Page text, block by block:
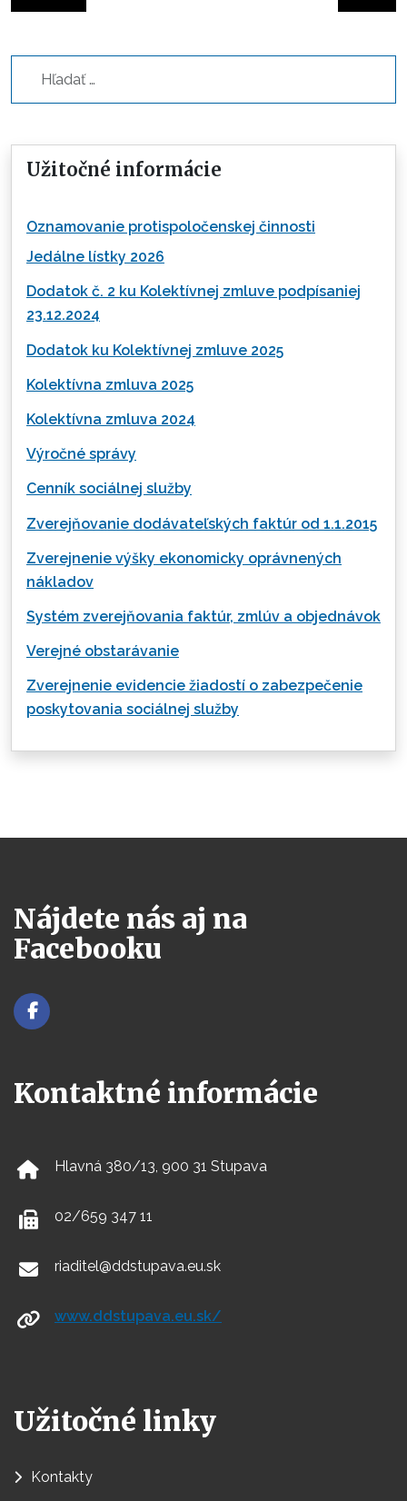
Užitočné informácie
Oznamovanie protispoločenskej činnosti
Jedálne lístky 2026
Dodatok č. 2 ku Kolektívnej zmluve podpísaniej
23.12.2024
Dodatok ku Kolektívnej zmluve 2025
Kolektívna zmluva 2025
Kolektívna zmluva 2024
Výročné správy
Cenník sociálnej služby
Zverejňovanie dodávateľských faktúr od 1.1.2015
Zverejnenie výšky ekonomicky oprávnených
nákladov
Systém zverejňovania faktúr, zmlúv a objednávok
Verejné obstarávanie
Zverejnenie evidencie žiadostí o zabezpečenie
poskytovania sociálnej služby
Nájdete nás aj na
Facebooku
Kontaktné informácie
Hlavná 380/13, 900 31 Stupava
02/659 347 11
riaditel@ddstupava.eu.sk
www.ddstupava.eu.sk/
Užitočné linky
Kontakty